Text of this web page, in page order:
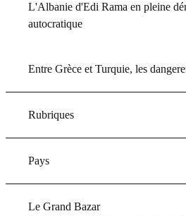
L'Albanie d'Edi Rama en pleine
autocratique
Entre Grèce et Turquie, les
Rubriques
Pays
Le Grand Bazar